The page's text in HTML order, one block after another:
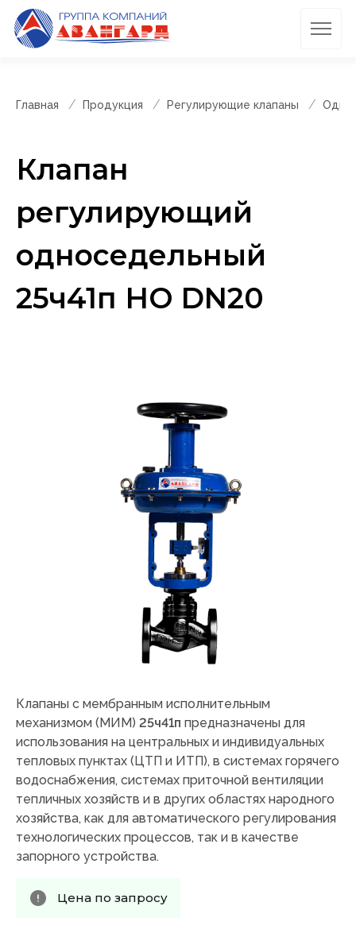
Главная Продукция Регулирующие клапаны
Клапан
регулирующий
односедельный
25ч41п НО DN20
Клапаны с мембранным исполнительным
механизмом (МИМ) 25ч41п предназначены для
использования на центральных и индивидуальных
тепловых пунктах (ЦТП и ИТП), в системах горячего
водоснабжения, системах приточной вентиляции
тепличных хозяйств и в других областях народного
хозяйства, как для автоматического регулирования
технологических процессов, так и в качестве
запорного устройства.
Цена по запросу